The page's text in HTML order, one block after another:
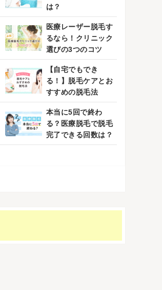
は？
医療レーザー脱毛す
るなら！クリニック
選びの3つのコツ
【自宅でもでき
る！】脱毛ケアとお
すすめの脱毛法
本当に5回で終わ
る？医療脱毛で脱毛
完了できる回数は？